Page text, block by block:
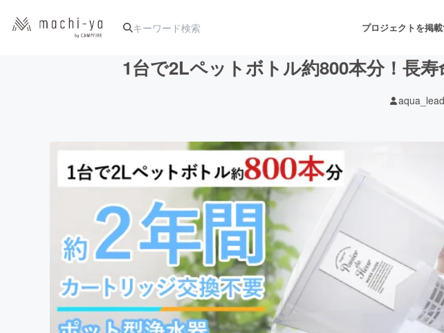
プロジェクトを掲
アート・写真 音楽
テクノロジー・ガジェット ゲーム・サービス開発
映像・映画 書籍・雑誌出版
ビジネス・起業 チャレンジ
まちづくり・地域活性化
1台で2Lペットボトル約800本分！長
aqua_lead